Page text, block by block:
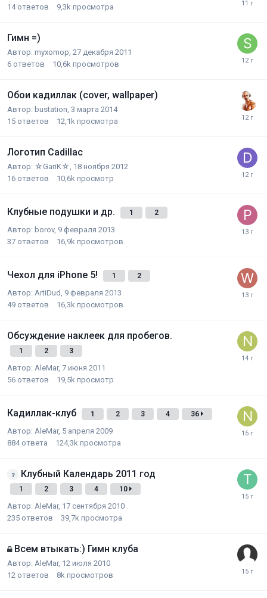
14 ответов 9,3k просмотра
Гимн =)
Автор: myxomop 27 декабря 2011
6 ответов 10,6k просмотров
Обои кадиллак (cover, wallpaper)
Автор: bustation 3 марта 2014
15 ответов 12,1k просмотра
Логотип Cadillac
Автор: ☆GariK☆ 18 ноября 2012
16 ответов 10,6k просмотр
Клубные подушки и др. 1 2
Автор: borov, 9 февраля 2013
37 ответов 16,9k просмотров
Чехол для iPhone 5! 1 2
Автор: ArtiDud 9 февраля 2013
49 ответов 16,3k просмотров
Обсуждение наклеек для пробегов.
1 2 3
Автор: AleMar, 7 июня 2011
56 ответов 19,5k просмотр
Кадиллак-клуб 1 2 3 4 36
Автор: AleMar, 5 апреля 2009
884 ответа 124,3k просмотра
Клубный Календарь 2011 год
1 2 3 4 10
Автор: AleMar, 17 сентября 2010
235 ответов 39,7k просмотра
Всем втыкать:) Гимн клуба
Автор: AleMar, 12 июля 2010
12 ответов 8k просмотров